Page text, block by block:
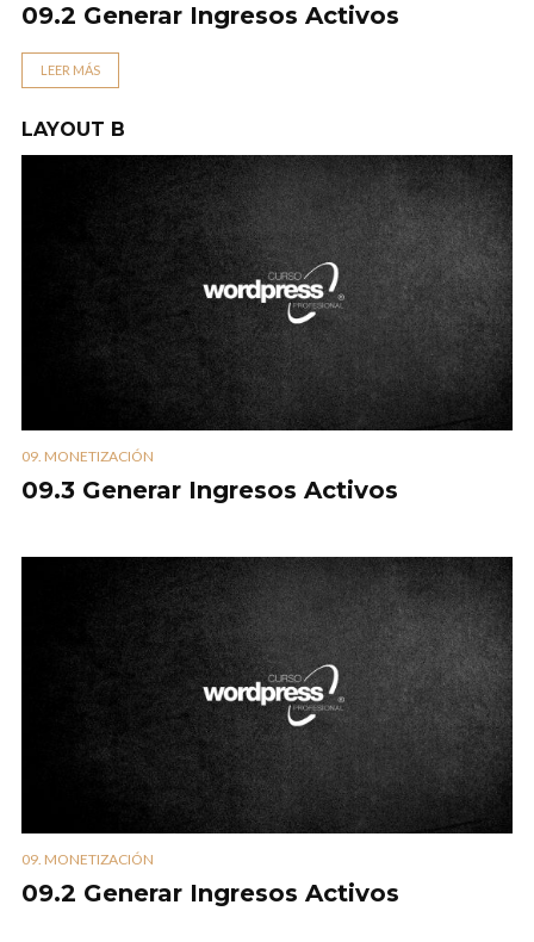
09.2 Generar Ingresos Activos
LEER MÁS
LAYOUT B
09. MONETIZACIÓN
09.3 Generar Ingresos Activos
09. MONETIZACIÓN
09.2 Generar Ingresos Activos